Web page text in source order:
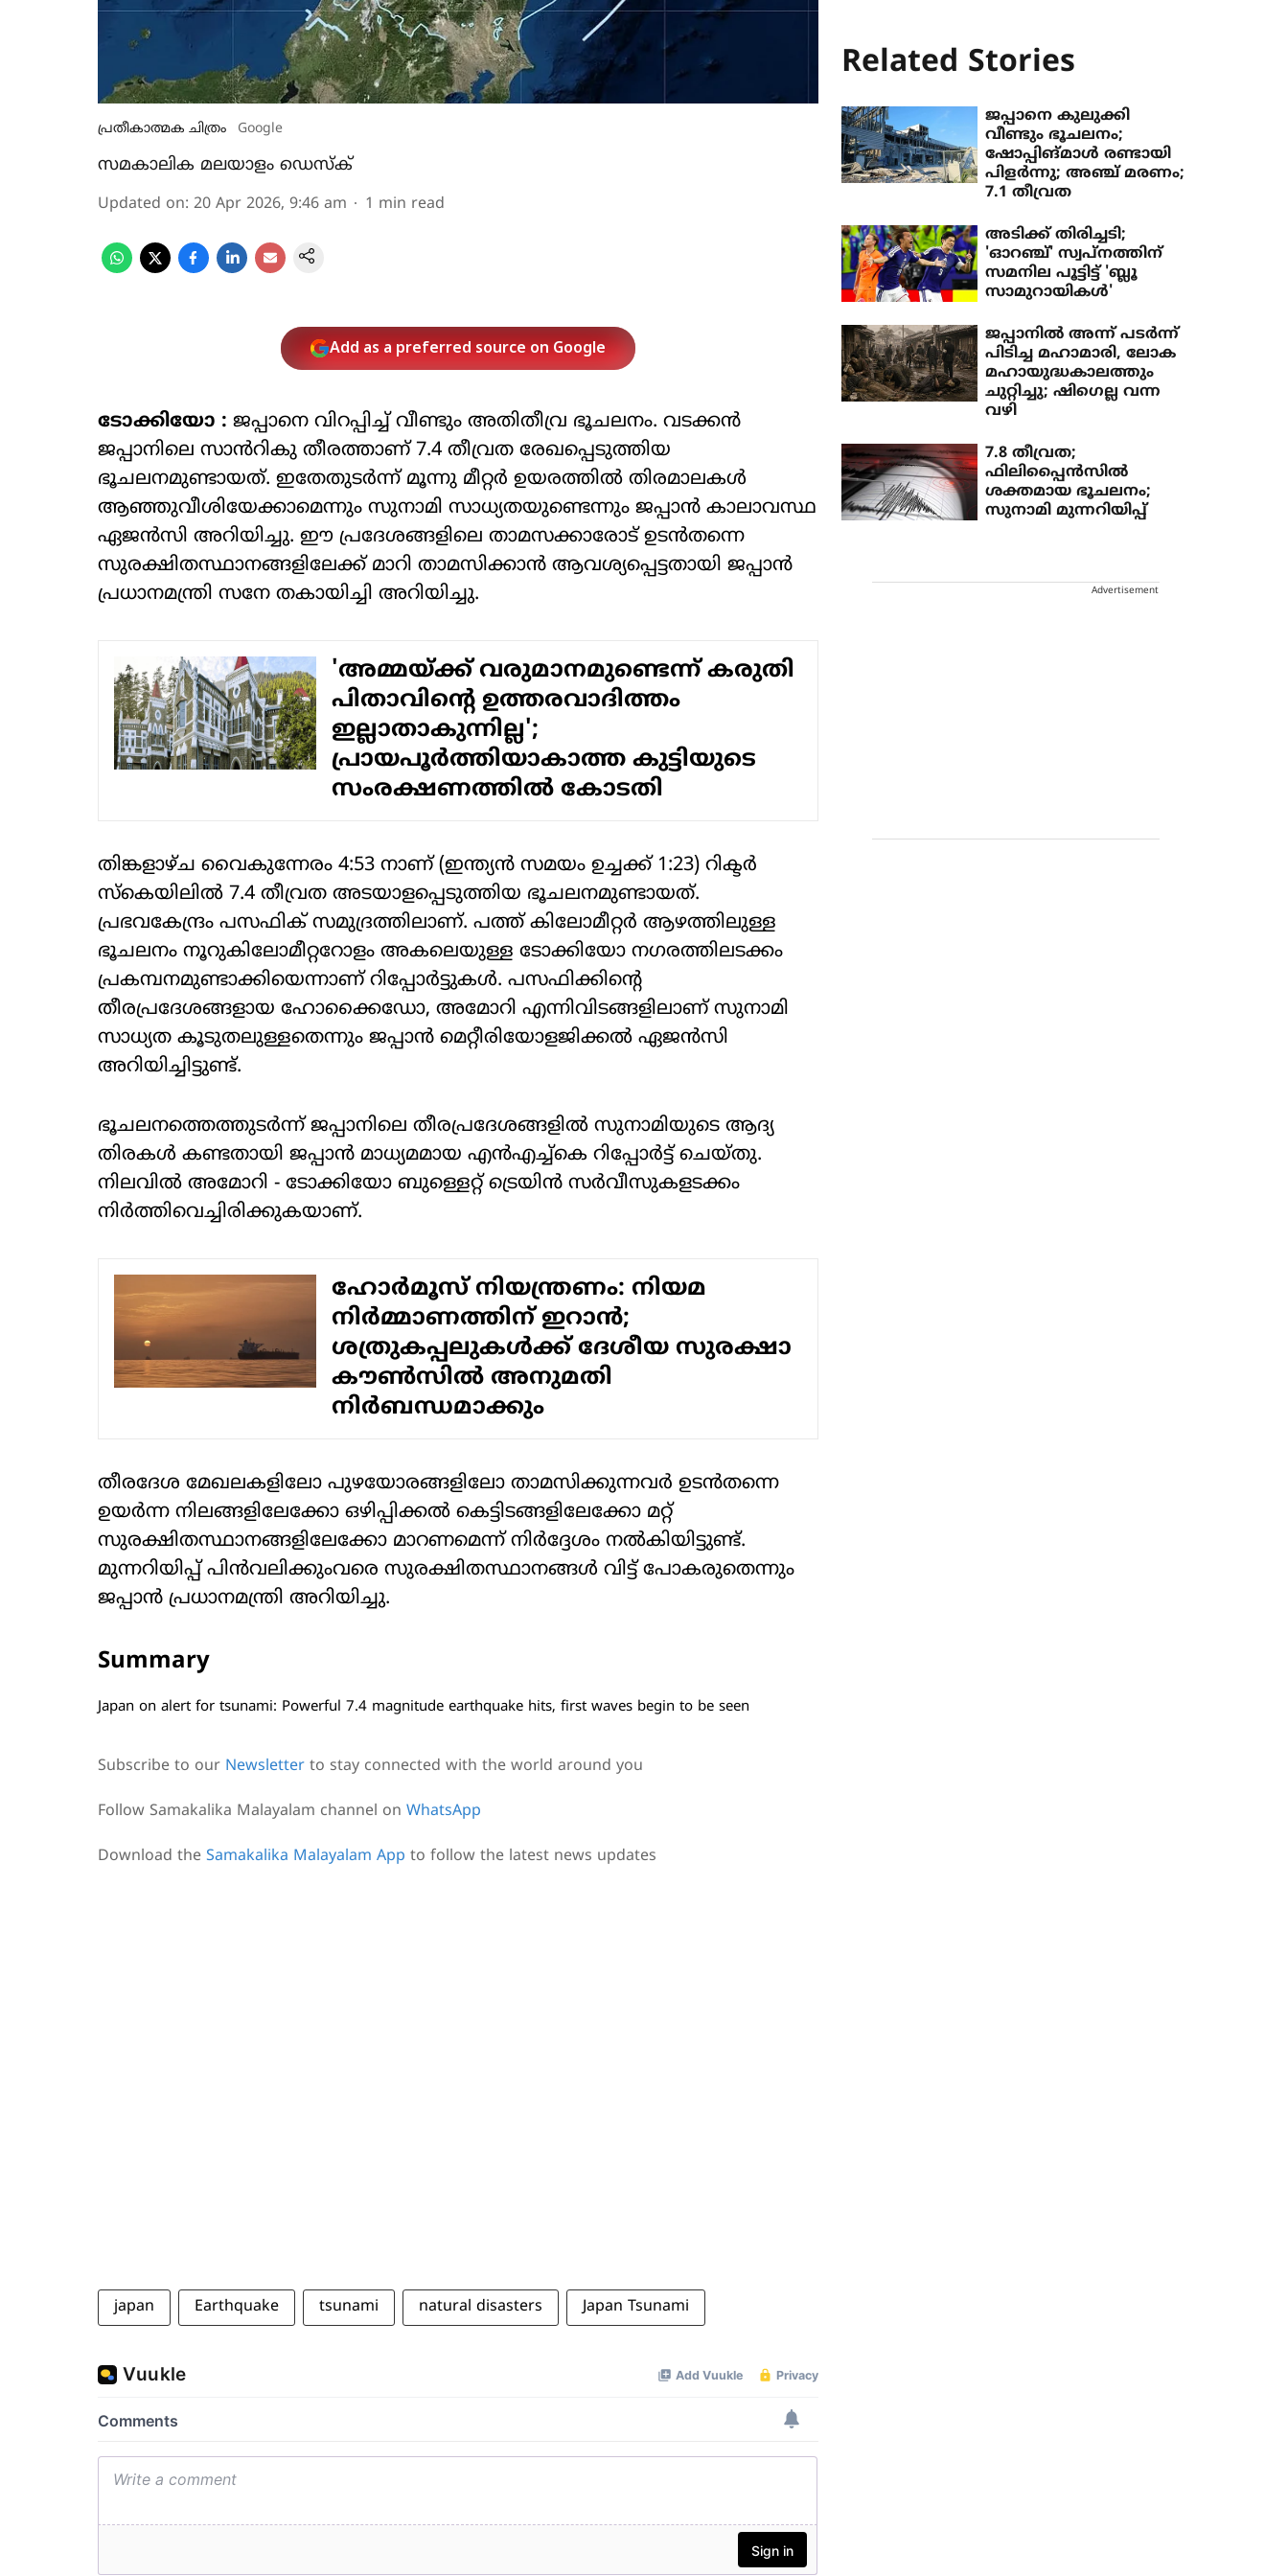
പ്രതീകാത്മക ചിത്രം Google
സമകാലിക മലയാളം ഡെസ്ക്
Updated on: 20 Apr 2026, 9:46 am 1 min read
Add as a preferred source on Google
ടോക്കിയോ : ജപ്പാനെ വിറപ്പിച്ച് വീണ്ടും അതിതീവ്ര ഭൂചലനം. വടക്കൻ
ജപ്പാനിലെ സാൻറികു തീരത്താണ് 7.4 തീവ്രത രേഖപ്പെടുത്തിയ
ഭൂചലനമുണ്ടായത്. ഇതേതുടർന്ന് മൂന്നു മീറ്റർ ഉയരത്തിൽ തിരമാലകൾ
ആഞ്ഞുവീശിയേക്കാമെന്നും സുനാമി സാധ്യതയുണ്ടെന്നും ജപ്പാൻ കാലാവസ്ഥ
ഏജൻസി അറിയിച്ചു. ഈ പ്രദേശങ്ങളിലെ താമസക്കാരോട് ഉടൻതന്നെ
സുരക്ഷിതസ്ഥാനങ്ങളിലേക്ക് മാറി താമസിക്കാൻ ആവശ്യപ്പെട്ടതായി ജപ്പാൻ
പ്രധാനമന്ത്രി സനേ തകായിച്ചി അറിയിച്ചു.
'അമ്മയ്ക്ക് വരുമാനമുണ്ടെന്ന് കരുതി
പിതാവിന്റെ ഉത്തരവാദിത്തം
ഇല്ലാതാകുന്നില്ല';
പ്രായപൂര്‍ത്തിയാകാത്ത കുട്ടിയുടെ
സംരക്ഷണത്തില്‍ കോടതി
തിങ്കളാഴ്ച വൈകുന്നേരം 4:53 നാണ് (ഇന്ത്യൻ സമയം ഉച്ചക്ക് 1:23) റിക്ടർ
സ്കെയിലിൽ 7.4 തീവ്രത അടയാളപ്പെടുത്തിയ ഭൂചലനമുണ്ടായത്.
പ്രഭവകേന്ദ്രം പസഫിക് സമുദ്രത്തിലാണ്. പത്ത് കിലോമീറ്റർ ആഴത്തിലുള്ള
ഭൂചലനം നൂറുകിലോമീറ്ററോളം അകലെയുള്ള ടോക്കിയോ നഗരത്തിലടക്കം
പ്രകമ്പനമുണ്ടാക്കിയെന്നാണ് റിപ്പോർട്ടുകൾ. പസഫിക്കിന്റെ
തീരപ്രദേശങ്ങളായ ഹോക്കൈഡോ, അമോറി എന്നിവിടങ്ങളിലാണ് സുനാമി
സാധ്യത കൂടുതലുള്ളതെന്നും ജപ്പാൻ മെറ്റീരിയോളജിക്കൽ ഏജൻസി
അറിയിച്ചിട്ടുണ്ട്.
ഭൂചലനത്തെത്തുടർന്ന് ജപ്പാനിലെ തീരപ്രദേശങ്ങളിൽ സുനാമിയുടെ ആദ്യ
തിരകൾ കണ്ടതായി ജപ്പാൻ മാധ്യമമായ എൻഎച്ച്കെ റിപ്പോർട്ട് ചെയ്തു.
നിലവിൽ അമോറി - ടോക്കിയോ ബുള്ളെറ്റ് ട്രെയിൻ സർവീസുകളടക്കം
നിർത്തിവെച്ചിരിക്കുകയാണ്.
ഹോർമൂസ് നിയന്ത്രണം: നിയമ
നിർമ്മാണത്തിന് ഇറാൻ;
ശത്രുകപ്പലുകൾക്ക് ദേശീയ സുരക്ഷാ
കൗൺസിൽ അനുമതി
നിർബന്ധമാക്കും
തീരദേശ മേഖലകളിലോ പുഴയോരങ്ങളിലോ താമസിക്കുന്നവർ ഉടൻതന്നെ
ഉയർന്ന നിലങ്ങളിലേക്കോ ഒഴിപ്പിക്കൽ കെട്ടിടങ്ങളിലേക്കോ മറ്റ്
സുരക്ഷിതസ്ഥാനങ്ങളിലേക്കോ മാറണമെന്ന് നിർദ്ദേശം നൽകിയിട്ടുണ്ട്.
മുന്നറിയിപ്പ് പിൻവലിക്കുംവരെ സുരക്ഷിതസ്ഥാനങ്ങൾ വിട്ട് പോകരുതെന്നും
ജപ്പാൻ പ്രധാനമന്ത്രി അറിയിച്ചു.
Summary
Japan on alert for tsunami: Powerful 7.4 magnitude earthquake hits, first waves begin to be seen
Subscribe to our Newsletter to stay connected with the world around you
Follow Samakalika Malayalam channel on WhatsApp
Download the Samakalika Malayalam App to follow the latest news updates
japan Earthquake tsunami natural disasters Japan Tsunami
Related Stories
ജപ്പാനെ കുലുക്കി
വീണ്ടും ഭൂചലനം;
ഷോപ്പിങ്മാള്‍ രണ്ടായി
പിളര്‍ന്നു; അഞ്ച് മരണം;
7.1 തീവ്രത
അടിക്ക് തിരിച്ചടി;
'ഓറഞ്ച്' സ്വപ്നത്തിന്
സമനില പൂട്ടിട്ട് 'ബ്ലൂ
സാമുറായികൾ'
ജപ്പാനിൽ അന്ന് പടർന്ന്
പിടിച്ച മഹാമാരി, ലോക
മഹായുദ്ധകാലത്തും
ചുറ്റിച്ചു; ഷിഗെല്ല വന്ന
വഴി
7.8 തീവ്രത;
ഫിലിപ്പൈൻസിൽ
ശക്തമായ ഭൂചലനം;
സുനാമി മുന്നറിയിപ്പ്
Advertisement